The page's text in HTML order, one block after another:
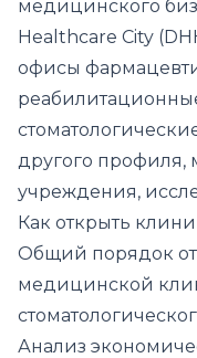
медицинского
Healthcare City
офисы
другого
учреждения,
Как открыть
Общий порядок
медицинской
Анализ